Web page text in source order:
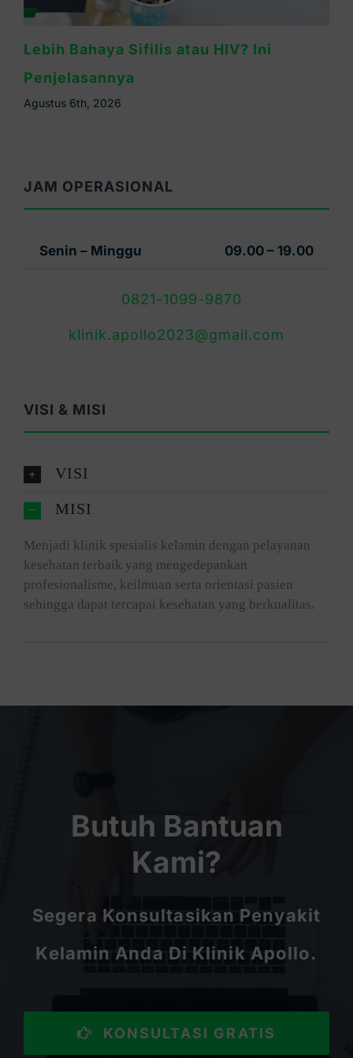
Kapan Gejala Sifilis Muncul? Ini Masa
Inkubasinya
Agustus 5th, 2026
JAM OPERASIONAL
Senin – Minggu 09.00 – 19.00
0821-1099-9870
klinik.apollo2023@gmail.com
VISI & MISI
VISI
MISI
Menjadi klinik spesialis kelamin dengan pelayanan
kesehatan terbaik yang mengedepankan
profesionalisme, keilmuan serta orientasi pasien
sehingga dapat tercapai kesehatan yang berkualitas.
Butuh Bantuan
Kami?
Segera Konsultasikan Penyakit
Kelamin Anda Di Klinik Apollo.
KONSULTASI GRATIS